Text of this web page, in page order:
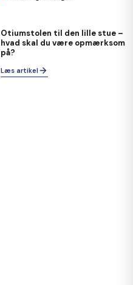
BLOG
Otiumstolen til den lille stue –
hvad skal du være opmærksom
på?
Læs artikel